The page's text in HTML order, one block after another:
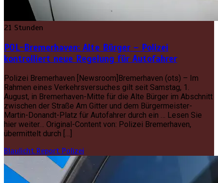
21 Stunden
POL-Bremerhaven: Alte Bürger – Polizei
kontrolliert neue Regelung für Autofahrer
Polizei Bremerhaven [Newsroom]Bremerhaven (ots) – Im
Rahmen eines Verkehrsversuches gilt seit Samstag, 1.
August, in Bremerhaven-Mitte für die Alte Bürger im Abschnitt
zwischen der Straße Am Gitter und dem Bürgermeister-
Martin-Donandt-Platz für Autofahrer durch ein … Lesen Sie
hier weiter… Original-Content von: Polizei Bremerhaven,
übermittelt durch […]
Blaulicht Report Polizei